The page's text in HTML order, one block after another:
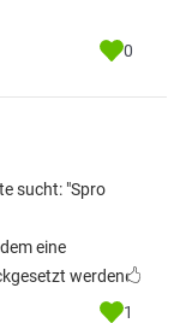
0
sucht: "Spro
eine
werden🖒
1